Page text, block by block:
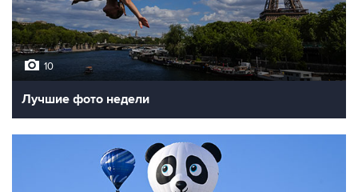
10
Лучшие фото недели